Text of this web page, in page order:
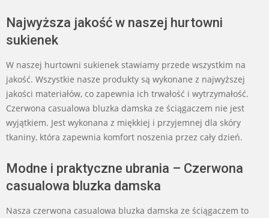
Najwyższa jakość w naszej hurtowni
sukienek
W naszej hurtowni sukienek stawiamy przede wszystkim na
jakość. Wszystkie nasze produkty są wykonane z najwyższej
jakości materiałów, co zapewnia ich trwałość i wytrzymałość.
Czerwona casualowa bluzka damska ze ściągaczem nie jest
wyjątkiem. Jest wykonana z miękkiej i przyjemnej dla skóry
tkaniny, która zapewnia komfort noszenia przez cały dzień.
Modne i praktyczne ubrania – Czerwona
casualowa bluzka damska
Nasza czerwona casualowa bluzka damska ze ściągaczem to